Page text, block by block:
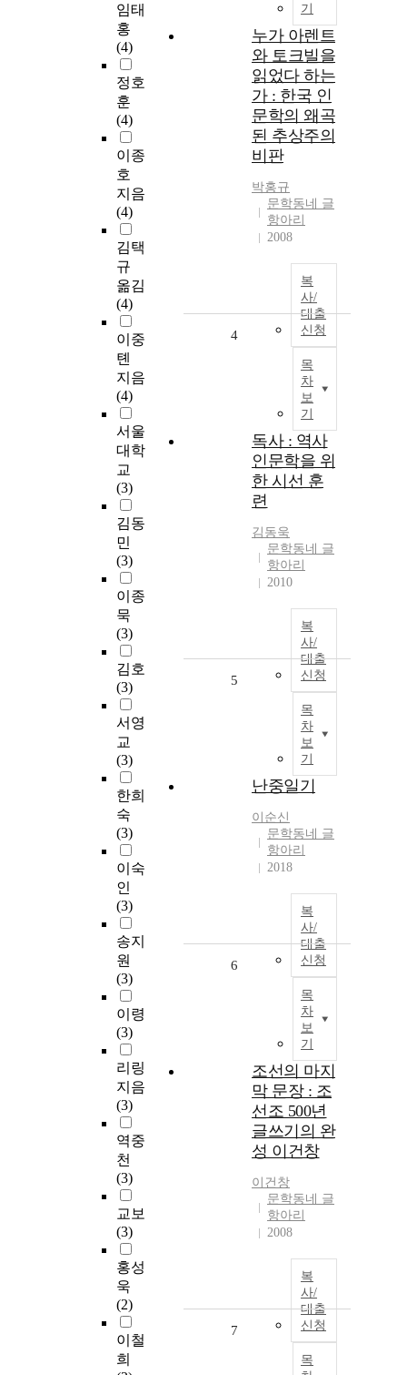
임태
홍
(4)
정호
훈
(4)
이종
호
지음
(4)
김택
규
옮김
(4)
이중
톈
지음
(4)
서울
대학
교
(3)
김동
민
(3)
이종
묵
(3)
김호
(3)
서영
교
(3)
한희
숙
(3)
이숙
인
(3)
송지
원
(3)
이령
(3)
리링
지음
(3)
역중
천
(3)
교보
(3)
홍성
욱
(2)
이철
희
기
누가 아렌트
와 토크빌을
읽었다 하는
가 : 한국 인
문학의 왜곡
된 추상주의
비판
박홍규
문학동네 글
항아리
2008
복
사/
대출
신청
목
차
보
기
4
독사 : 역사
인문학을 위
한 시선 훈
련
김동욱
문학동네 글
항아리
2010
복
사/
대출
신청
목
차
보
기
5
난중일기
이순신
문학동네 글
항아리
2018
복
사/
대출
신청
목
차
보
기
6
조선의 마지
막 문장 : 조
선조 500년
글쓰기의 완
성 이건창
이건창
문학동네 글
항아리
2008
복
사/
대출
신청
목
7